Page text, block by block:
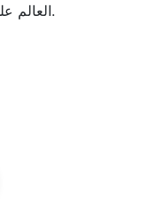
العالم على جهازك بكل سهولة.